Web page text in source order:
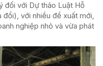
đối với Dự thảo Luật Hỗ
với nhiều đề xuất mới,
nghiệp nhỏ và vừa phát